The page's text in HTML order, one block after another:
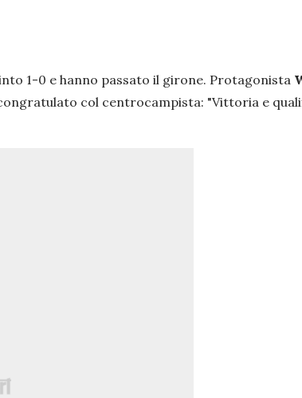
1-0 e hanno passato il girone. Protagonista
col centrocampista: "Vittoria e